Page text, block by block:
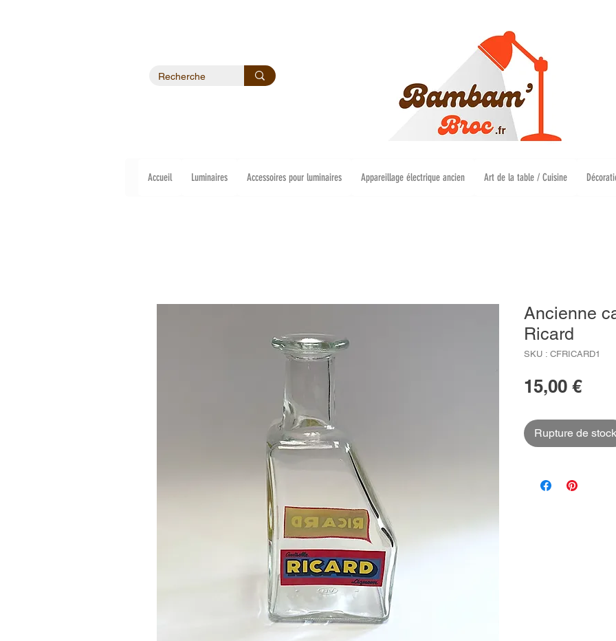
Accueil Luminaires Accessoires pour luminaires Appareillage électrique ancien Art de la table / Cuisine
Ancienne
Ricard
SKU : CFRICARD1
15,00 €Prix
Rupture de stock